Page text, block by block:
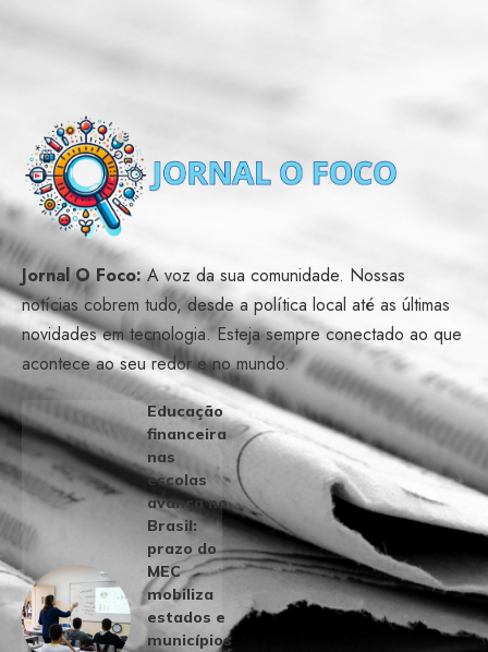
Jornal O Foco:A voz da sua comunidade. Nossas
notícias cobrem tudo, desde a política local até as últimas
novidades em tecnologia. Esteja sempre conectado ao que
acontece ao seu redor e no mundo.
Educação
financeira
nas
escolas
avança no
Brasil:
prazo do
MEC
mobiliza
estados e
municípios